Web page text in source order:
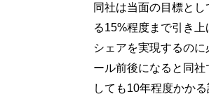
同社は当面の目標と
る15%程度まで引き
シェアを実現するの
ール前後になると同
しても10年程度かか